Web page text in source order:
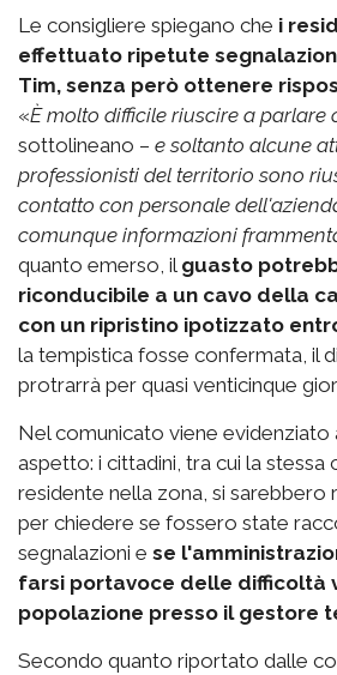
Le consigliere spiegano che i
effettuato ripetute
Tim, senza però ottenere
«È molto difficile riuscire a parlare
sottolineano – e soltanto alcune
professionisti del territorio sono
contatto con personale
comunque informazioni
quanto emerso, il guasto
riconducibile a un cavo della
con un ripristino ipotizzato
la tempistica fosse confermata, il
protrarrà per quasi venticinque
Nel comunicato viene evidenziato
aspetto: i cittadini, tra cui la stessa
residente nella zona, si sarebbero
per chiedere se fossero state
segnalazioni e se
farsi portavoce delle difficoltà
popolazione presso il gestore
Secondo quanto riportato dalle